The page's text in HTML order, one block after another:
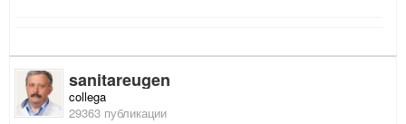
sanitareugen
collega
29363 публикации